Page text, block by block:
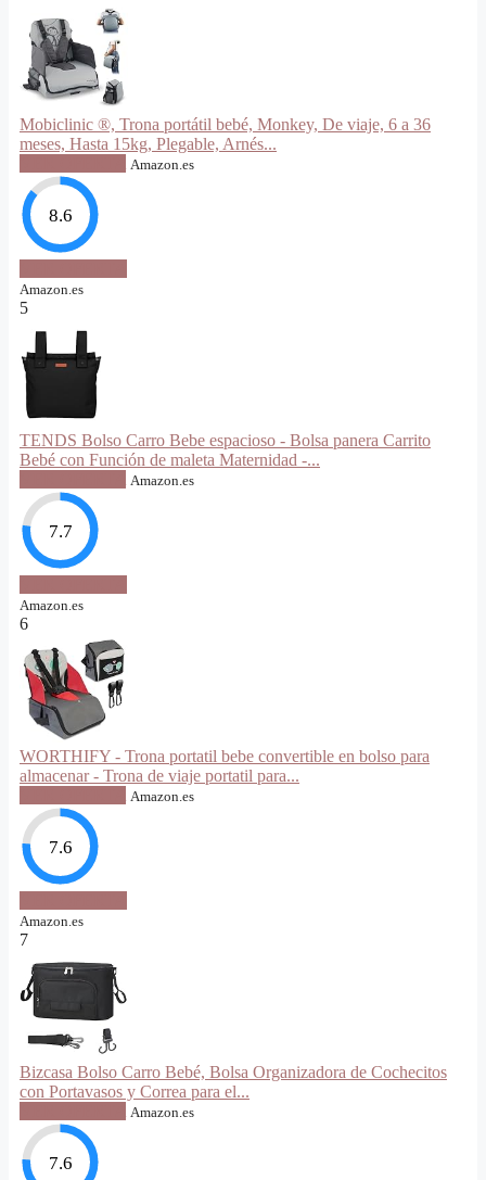
Mobiclinic ®, Trona portátil bebé, Monkey, De viaje, 6 a 36
meses, Hasta 15kg, Plegable, Arnés...
Amazon.es
8.6
Amazon.es
5
TENDS Bolso Carro Bebe espacioso - Bolsa panera Carrito
Bebé con Función de maleta Maternidad -...
Amazon.es
7.7
Amazon.es
6
WORTHIFY - Trona portatil bebe convertible en bolso para
almacenar - Trona de viaje portatil para...
Amazon.es
7.6
Amazon.es
7
Bizcasa Bolso Carro Bebé, Bolsa Organizadora de Cochecitos
con Portavasos y Correa para el...
Amazon.es
7.6